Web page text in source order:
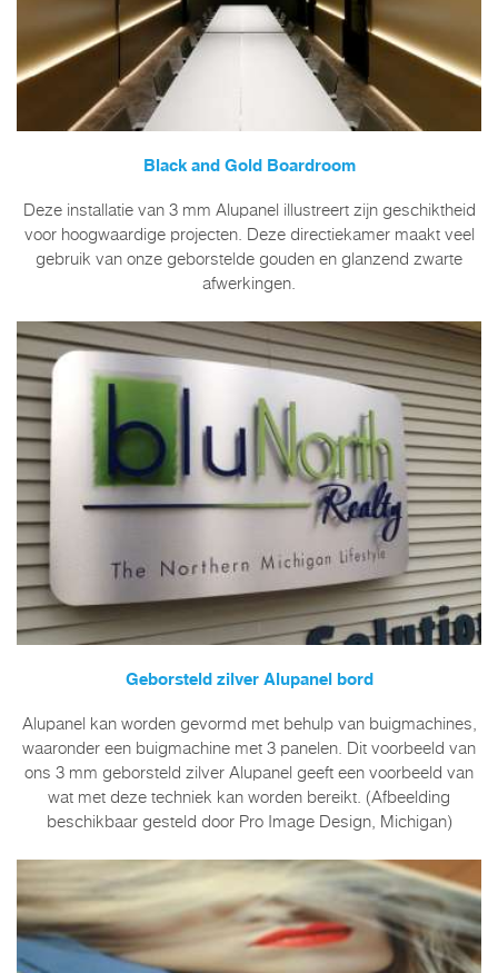
Black and Gold Boardroom
Deze installatie van 3 mm Alupanel illustreert zijn geschiktheid
voor hoogwaardige projecten. Deze directiekamer maakt veel
gebruik van onze geborstelde gouden en glanzend zwarte
afwerkingen.
Geborsteld zilver Alupanel bord
Alupanel kan worden gevormd met behulp van buigmachines,
waaronder een buigmachine met 3 panelen. Dit voorbeeld van
ons 3 mm geborsteld zilver Alupanel geeft een voorbeeld van
wat met deze techniek kan worden bereikt. (Afbeelding
beschikbaar gesteld door Pro Image Design, Michigan)